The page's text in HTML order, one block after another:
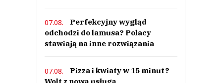
Kmicic
18.02.2020 / 01:25
kończ Waść ! wstydu oszczędź !
07.08.
Perfekcyjny wygląd
odchodzi do lamusa? Polacy
stawiają na inne rozwiązania
07.08.
Pizza i kwiaty w 15 minut?